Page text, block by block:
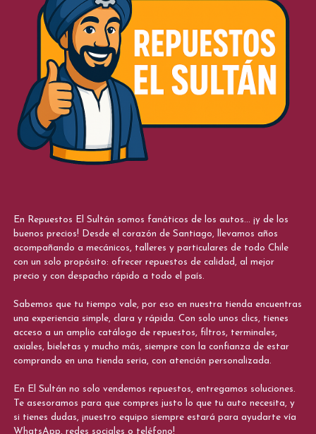
En Repuestos El Sultán somos fanáticos de los autos... ¡y de los
buenos precios! Desde el corazón de Santiago, llevamos años
acompañando a mecánicos, talleres y particulares de todo Chile
con un solo propósito: ofrecer repuestos de calidad, al mejor
precio y con despacho rápido a todo el país.
Sabemos que tu tiempo vale, por eso en nuestra tienda encuentras
una experiencia simple, clara y rápida. Con solo unos clics, tienes
acceso a un amplio catálogo de repuestos, filtros, terminales,
axiales, bieletas y mucho más, siempre con la confianza de estar
comprando en una tienda seria, con atención personalizada.
En El Sultán no solo vendemos repuestos, entregamos soluciones.
Te asesoramos para que compres justo lo que tu auto necesita, y
si tienes dudas, ¡nuestro equipo siempre estará para ayudarte vía
WhatsApp, redes sociales o teléfono!